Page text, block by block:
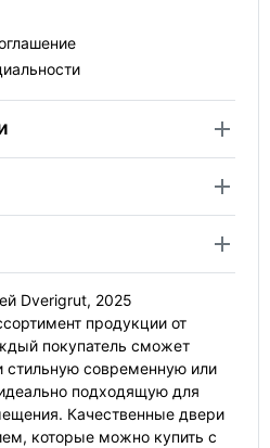
Dverigrut, 2025
продукции от
покупатель сможет
стильную современную или
подходящую для
Качественные двери
которые можно купить с